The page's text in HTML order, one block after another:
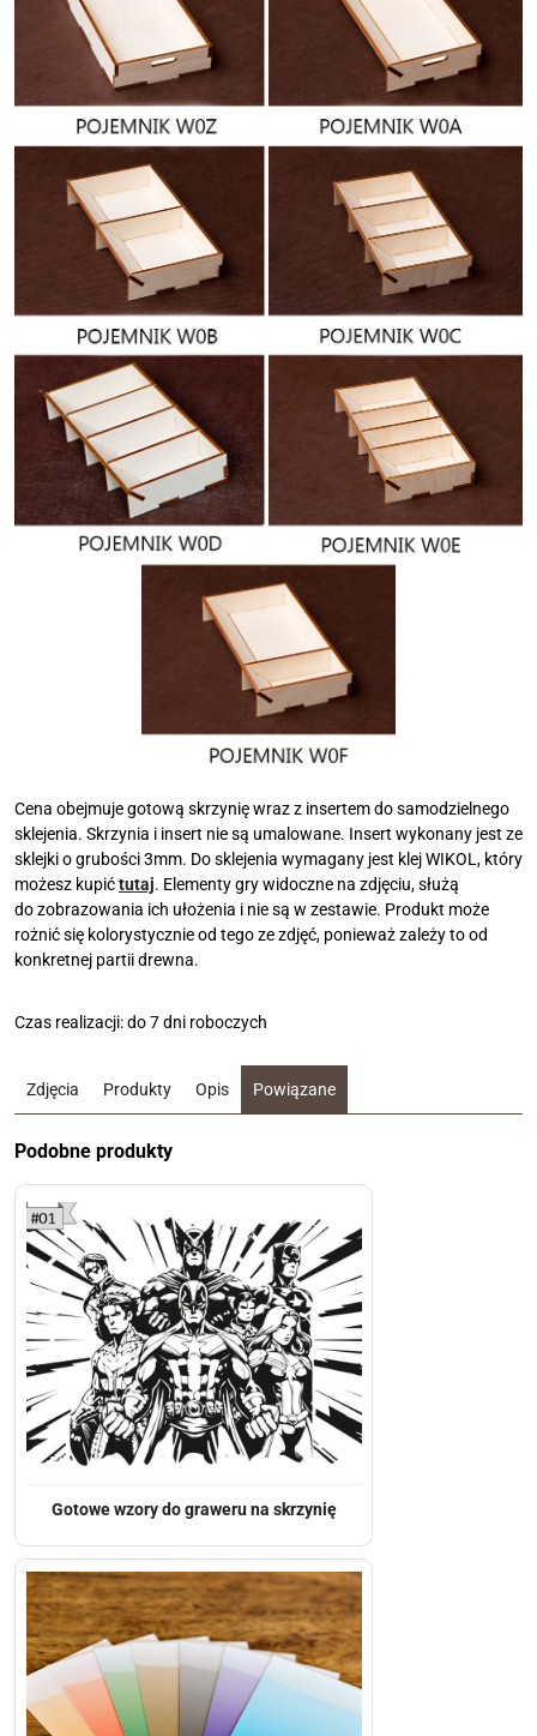
Cena obejmuje gotową skrzynię wraz z insertem do samodzielnego
sklejenia. Skrzynia i insert nie są umalowane. Insert wykonany jest ze
sklejki o grubości 3mm. Do sklejenia wymagany jest klej WIKOL, który
możesz kupićtutaj. Elementy gry widoczne na zdjęciu, służą
do zobrazowania ich ułożenia i nie są w zestawie. Produkt może
rożnić się kolorystycznie od tego ze zdjęć, ponieważ zależy to od
konkretnej partii drewna.
Czas realizacji: do 7 dni roboczych
Zdjęcia Produkty Opis Powiązane
Podobne produkty
Gotowe wzory do graweru na skrzynię